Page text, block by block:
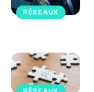
RÉSEAUX